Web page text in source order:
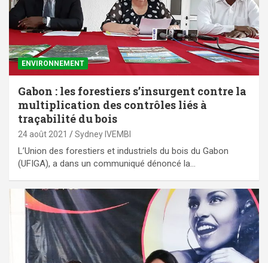
ENVIRONNEMENT
Gabon : les forestiers s’insurgent contre la
multiplication des contrôles liés à
traçabilité du bois
24 août 2021 Sydney IVEMBI
L’Union des forestiers et industriels du bois du Gabon
(UFIGA), a dans un communiqué dénoncé la…